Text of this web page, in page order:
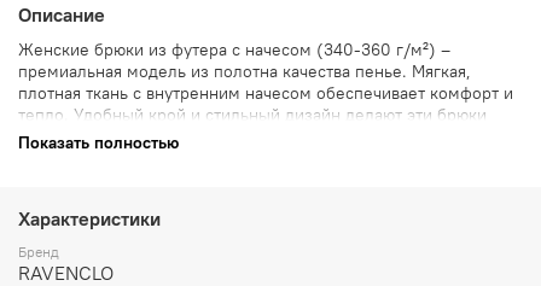
Описание
Женские брюки из футера с начесом (340-360 г/м²) –
премиальная модель из полотна качества пенье. Мягкая,
плотная ткань с внутренним начесом обеспечивает комфорт и
тепло. Удобный крой и стильный дизайн делают эти брюки
идеальными для повседневной носки. Отличный выбор для
Показать полностью
Характеристики
Бренд
RAVENCLO